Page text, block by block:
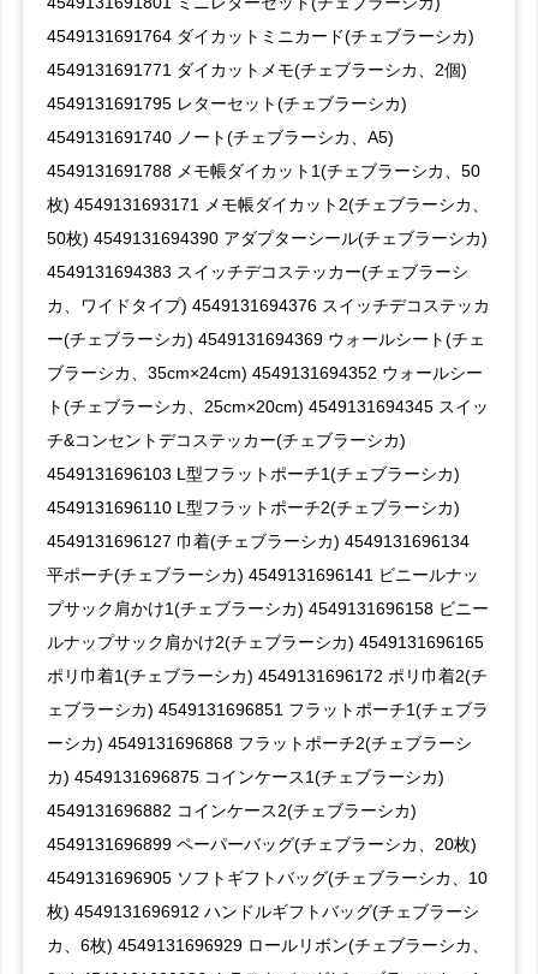
4549131691764 ダイカットミニカード(チェブラーシカ)
4549131691771 ダイカットメモ(チェブラーシカ、2個)
4549131691795 レターセット(チェブラーシカ)
4549131691740 ノート(チェブラーシカ、A5)
4549131691788 メモ帳ダイカット1(チェブラーシカ、50
枚) 4549131693171 メモ帳ダイカット2(チェブラーシカ、
50枚) 4549131694390 アダプターシール(チェブラーシカ)
4549131694383 スイッチデコステッカー(チェブラーシ
カ、ワイドタイプ) 4549131694376 スイッチデコステッカ
ー(チェブラーシカ) 4549131694369 ウォールシート(チェ
ブラーシカ、35cm×24cm) 4549131694352 ウォールシー
ト(チェブラーシカ、25cm×20cm) 4549131694345 スイッ
チ&コンセントデコステッカー(チェブラーシカ)
4549131696103 L型フラットポーチ1(チェブラーシカ)
4549131696110 L型フラットポーチ2(チェブラーシカ)
4549131696127 巾着(チェブラーシカ) 4549131696134
平ポーチ(チェブラーシカ) 4549131696141 ビニールナッ
プサック肩かけ1(チェブラーシカ) 4549131696158 ビニー
ルナップサック肩かけ2(チェブラーシカ) 4549131696165
ポリ巾着1(チェブラーシカ) 4549131696172 ポリ巾着2(チ
ェブラーシカ) 4549131696851 フラットポーチ1(チェブラ
ーシカ) 4549131696868 フラットポーチ2(チェブラーシ
カ) 4549131696875 コインケース1(チェブラーシカ)
4549131696882 コインケース2(チェブラーシカ)
4549131696899 ペーパーバッグ(チェブラーシカ、20枚)
4549131696905 ソフトギフトバッグ(チェブラーシカ、10
枚) 4549131696912 ハンドルギフトバッグ(チェブラーシ
カ、6枚) 4549131696929 ロールリボン(チェブラーシカ、